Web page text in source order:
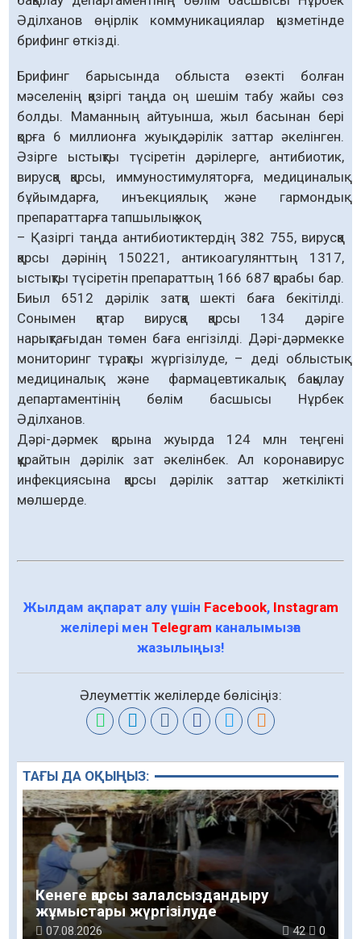
Әділханов өңірлік коммуникациялар қызметінде
брифинг өткізді.
Брифинг барысында облыста өзекті болған
мәселенің қазіргі таңда оң шешім табу жайы сөз
болды. Маманның айтуынша, жыл басынан бері
қорға 6 миллионға жуық дәрілік заттар әкелінген.
Әзірге ыстықты түсіретін дәрілерге, антибиотик,
вирусқа қарсы, иммуностимуляторға, медициналық
бұйымдарға, инъекциялық және гармондық
препараттарға тапшылық жоқ.
– Қазіргі таңда антибиотиктердің 382 755, вирусқа
қарсы дәрінің 150221, антикоагулянттың 1317,
ыстықты түсіретін препараттың 166 687 қорабы бар.
Биыл 6512 дәрілік затқа шекті баға бекітілді.
Сонымен қатар вирусқа қарсы 134 дәріге
нарықтағыдан төмен баға енгізілді. Дәрі-дәрмекке
мониторинг тұрақты жүргізілуде, – деді облыстық
медициналық және фармацевтикалық бақылау
департаментінің бөлім басшысы Нұрбек
Әділханов.
Дәрі-дәрмек қорына жуырда 124 млн теңгені
құрайтын дәрілік зат әкелінбек. Ал коронавирус
инфекциясына қарсы дәрілік заттар жеткілікті
мөлшерде.
Жылдам ақпарат алу үшін Facebook, Instagram
желілері мен Telegram каналымызға
жазылыңыз!
Әлеуметтік желілерде бөлісіңіз:
ТАҒЫ ДА ОҚЫҢЫЗ:
Кенеге қарсы залалсыздандыру
жұмыстары жүргізілуде
07.08.2026 42 0